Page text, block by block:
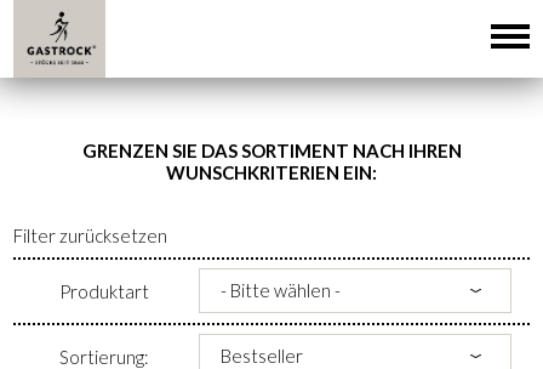
GRENZEN SIE DAS SORTIMENT NACH IHREN
WUNSCHKRITERIEN EIN:
Filter zurücksetzen
Produktart
Sortierung: